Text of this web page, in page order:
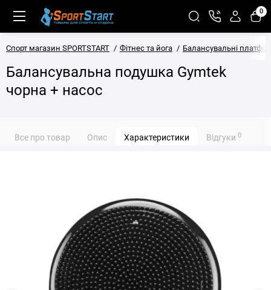
0
Спорт магазин SPORTSTART Фітнес та йога Балансувальні
Балансувальна подушка Gymtek
чорна + насос
Все про товар Опис Характеристики Відгуки 0